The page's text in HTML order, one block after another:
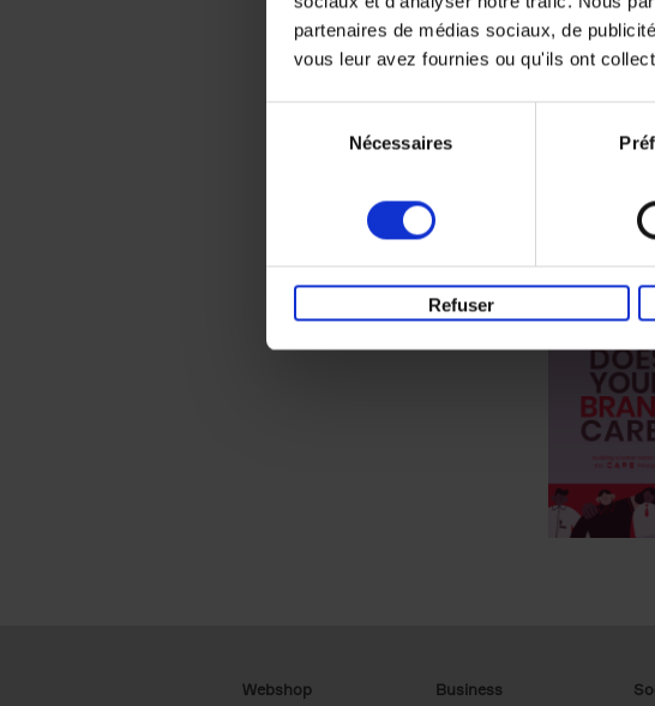
partenaires de médias sociaux, de
vous leur avez fournies ou qu'ils ont
Nécessaires
Refuser
Webshop
Business